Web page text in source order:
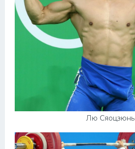
Лю Сяоцзюнь